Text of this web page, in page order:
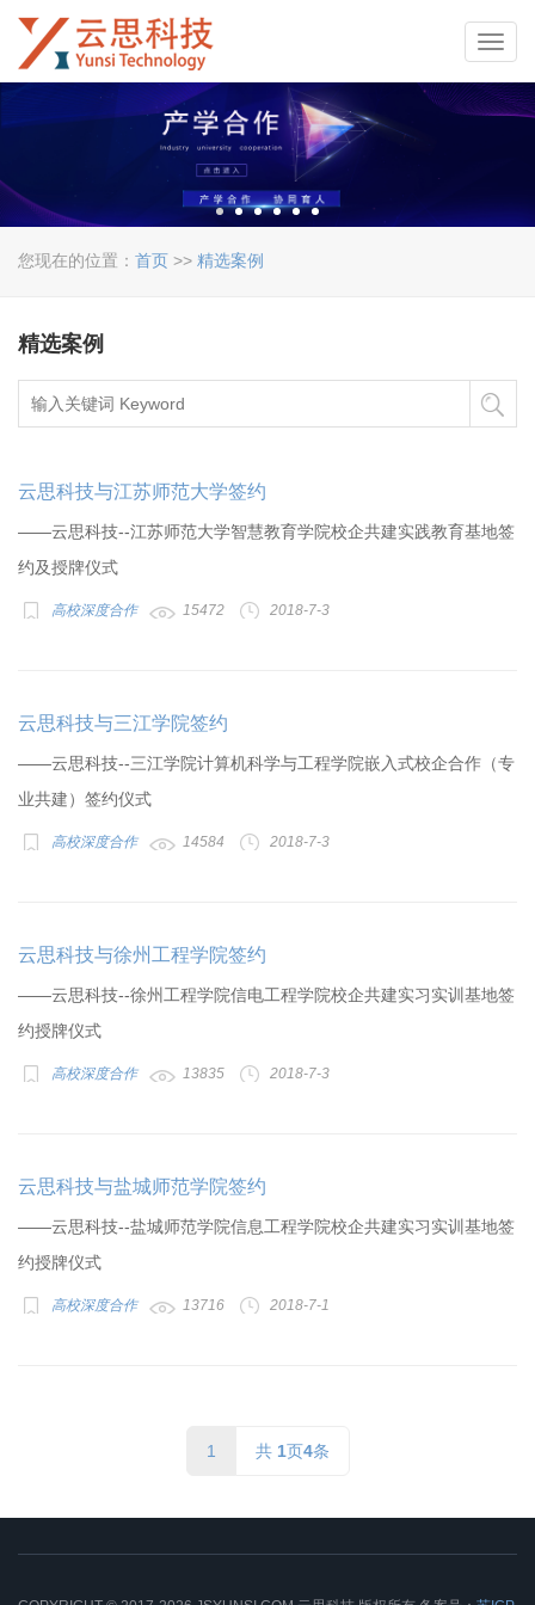
您现在的位置： 首页 >> 精选案例
精选案例
云思科技与江苏师范大学签约
——云思科技--江苏师范大学智慧教育学院校企共建实践教育基地签
约及授牌仪式
高校深度合作 15472 2018-7-3
云思科技与三江学院签约
——云思科技--三江学院计算机科学与工程学院嵌入式校企合作（专
业共建）签约仪式
高校深度合作 14584 2018-7-3
云思科技与徐州工程学院签约
——云思科技--徐州工程学院信电工程学院校企共建实习实训基地签
约授牌仪式
高校深度合作 13835 2018-7-3
云思科技与盐城师范学院签约
——云思科技--盐城师范学院信息工程学院校企共建实习实训基地签
约授牌仪式
高校深度合作 13716 2018-7-1
1 共 1页4条